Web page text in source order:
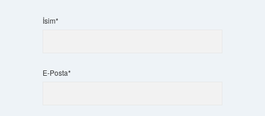
İsim*
E-Posta*